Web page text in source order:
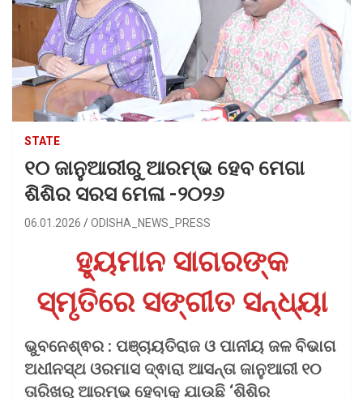
STATE
୧୦ ଜାନୁଆରୀରୁ ଆରମ୍ଭ ହେବ ମେଗା
ଶିଶିର ସରସ ମେଳା -୨୦୨୬
06.01.2026 ODISHA_NEWS_PRESS
ହ୍ୟୁମାନ ସାଗରଙ୍କ
ସ୍ମୃତିରେ ସଙ୍ଗୀତ ସନ୍ଧ୍ୟା
ଭୁବନେଶ୍ଵର : ପଞ୍ଚାୟତିରାଜ ଓ ପାନୀୟ ଜଳ ବିଭାଗ
ଅଧୀନସ୍ଥ ଓରମାସ ଦ୍ଵାରା ଆସନ୍ତା ଜାନୁଆରୀ ୧୦
ତାରିଖରୁ ଆରମ୍ଭ ହେବାକୁ ଯାଉଛି ‘ଶିଶିର